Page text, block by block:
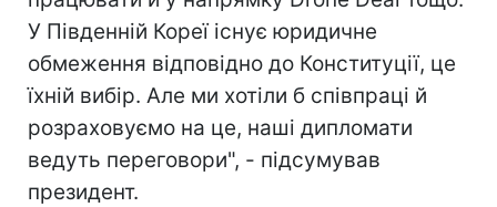
У Південній Кореї існує юридичне
обмеження відповідно до Конституції, це
їхній вибір. Але ми хотіли б співпраці й
розраховуємо на це, наші дипломати
ведуть переговори", - підсумував
президент.